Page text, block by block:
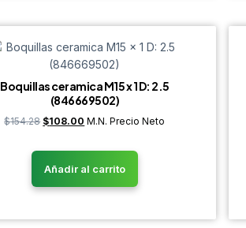
Boquillas ceramica M15 x 1 D: 2.5
(846669502)
$154.28 $108.00 M.N. Precio Neto
Añadir al carrito